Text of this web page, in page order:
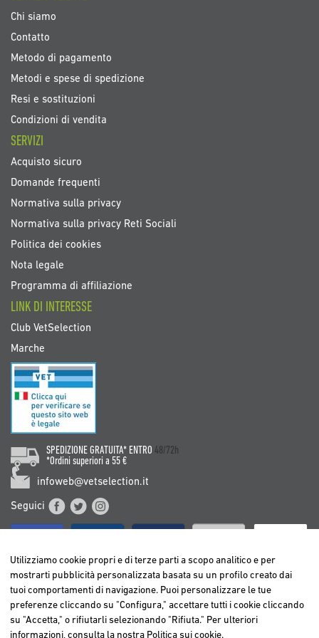
Chi siamo
Contatto
Metodo di pagamento
Metodi e spese di spedizione
Resi e sostituzioni
Condizioni di vendita
SERVIZI
Acquisto sicuro
Domande frequenti
Normativa sulla privacy
Normativa sulla privacy Reti Sociali
Politica dei cookies
Nota legale
Programma di affiliazione
LINK DI INTERESSE
Club VetSelection
Marche
SPEDIZIONE GRATUITA* ENTRO 48/72h
*Ordini superiori a 55 €
infoweb@vetselection.it
Seguici
BELGIË / BELGIQUE
DEUTSCHLAND
ESPAÑA
Utilizziamo cookie propri e di terze parti a scopo analitico e per
mostrarti pubblicità personalizzata basata su un profilo creato dai
tuoi comportamenti di navigazione. Puoi personalizzare le tue
preferenze cliccando su "Configura," accettare tutti i cookie cliccando
su "Accetta," o rifiutarli selezionando "Rifiuta." Per ulteriori
informazioni, consulta la nostra Politica sui cookie.